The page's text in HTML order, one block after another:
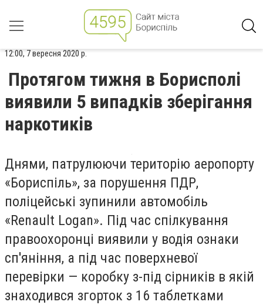
12:00, 7 вересня 2020 р.
Протягом тижня в Борисполі
виявили 5 випадків зберігання
наркотиків
Днями, патрулюючи територію аеропорту
«Бориспіль», за порушення ПДР,
поліцейські зупинили автомобіль
«Renault Logan». Під час спілкування
правоохоронці виявили у водія ознаки
сп'яніння, а під час поверхневої
перевірки — коробку з-під сірників в якій
знаходився згорток з 16 таблетками